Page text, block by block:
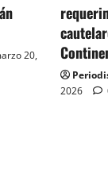
20,
2026